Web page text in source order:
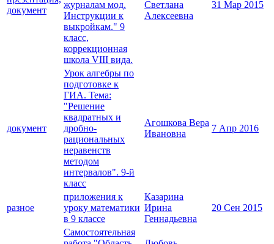
документ
журналам мод.
Инструкции к
выкройкам." 9
класс,
коррекционная
школа VIII вида.
Светлана
Алексеевна
31 Мар 2015
документ
Урок алгебры по
подготовке к
ГИА. Тема:
"Решение
квадратных и
дробно-
рациональных
неравенств
методом
интервалов". 9-й
класс
Агошкова Вера
Ивановна
7 Апр 2016
разное
приложения к
уроку математики
в 9 классе
Казарина
Ирина
Геннадьевна
20 Сен 2015
Самостоятельная